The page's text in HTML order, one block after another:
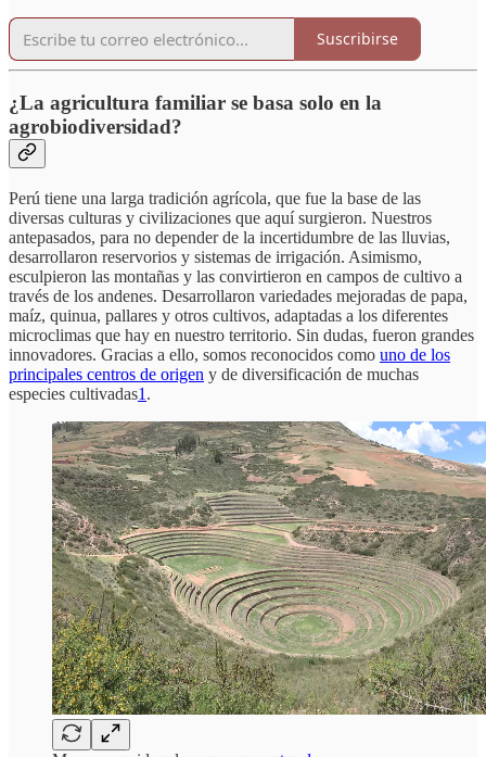
Suscribirse
¿La agricultura familiar se basa solo en la
agrobiodiversidad?
Perú tiene una larga tradición agrícola, que fue la base de las
diversas culturas y civilizaciones que aquí surgieron. Nuestros
antepasados, para no depender de la incertidumbre de las lluvias,
desarrollaron reservorios y sistemas de irrigación. Asimismo,
esculpieron las montañas y las convirtieron en campos de cultivo a
través de los andenes. Desarrollaron variedades mejoradas de papa,
maíz, quinua, pallares y otros cultivos, adaptadas a los diferentes
microclimas que hay en nuestro territorio. Sin dudas, fueron grandes
innovadores. Gracias a ello, somos reconocidos como uno de los
principales centros de origen y de diversificación de muchas
especies cultivadas1 .